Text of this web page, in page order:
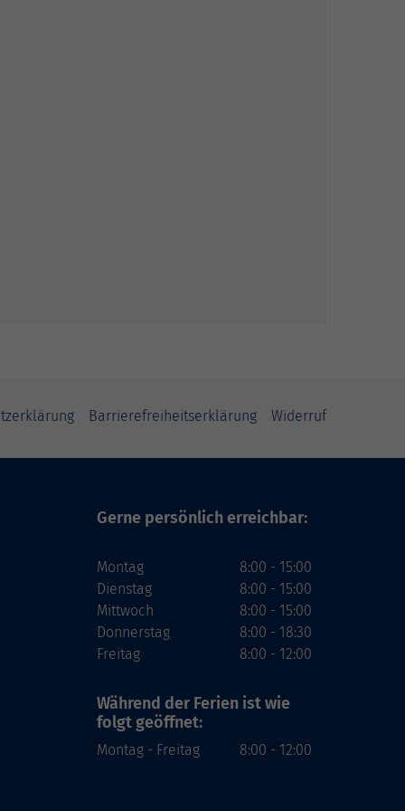
Barrierefreiheitserklärung Widerruf
Gerne persönlich erreichbar:
Montag
Dienstag
Mittwoch
Donnerstag
Freitag
8:00 - 15:00
8:00 - 15:00
8:00 - 15:00
8:00 - 18:30
8:00 - 12:00
Während der Ferien ist wie
folgt geöffnet:
Montag - Freitag 8:00 - 12:00